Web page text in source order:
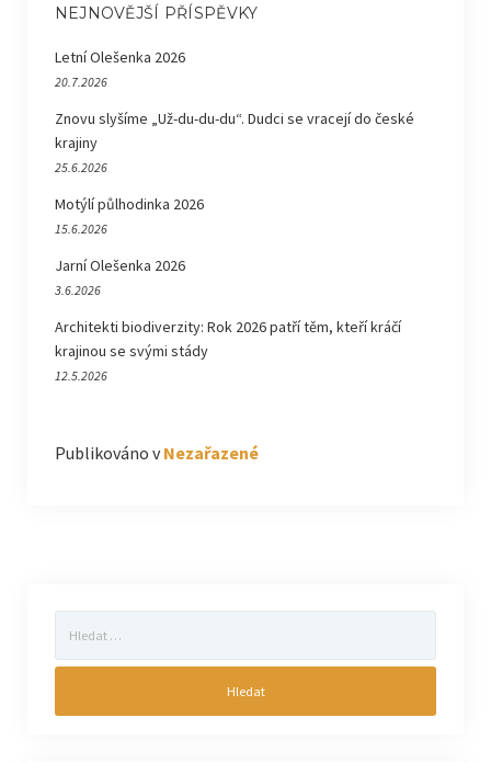
NEJNOVĚJŠÍ PŘÍSPĚVKY
Letní Olešenka 2026
20.7.2026
Znovu slyšíme „Už-du-du-du“. Dudci se vracejí do české
krajiny
25.6.2026
Motýlí půlhodinka 2026
15.6.2026
Jarní Olešenka 2026
3.6.2026
Architekti biodiverzity: Rok 2026 patří těm, kteří kráčí
krajinou se svými stády
12.5.2026
Publikováno v Nezařazené